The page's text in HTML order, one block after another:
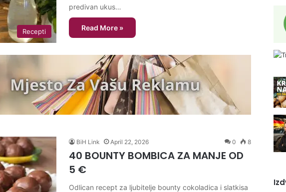
Recepti
predivan ukus…
Read More »
BiH Link April 22, 2026 0 8
40 BOUNTY BOMBICA ZA MANJE OD
5 €
Odlican recept za ljubitelje bounty cokoladica i slatkisa